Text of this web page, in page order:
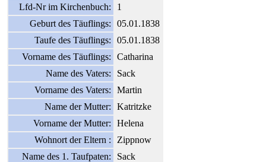
Lfd-Nr im Kirchenbuch:
1
Geburt des Täuflings:
05.01.1838
Taufe des Täuflings:
05.01.1838
Vorname des Täuflings:
Catharina
Name des Vaters:
Sack
Vorname des Vaters:
Martin
Name der Mutter:
Katritzke
Vorname der Mutter:
Helena
Wohnort der Eltern :
Zippnow
Name des 1. Taufpaten:
Sack